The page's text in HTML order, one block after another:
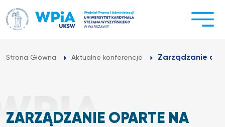
do
treści
Strona Główna Aktualne konferencje Zarządzanie
ZARZĄDZANIE OPARTE NA